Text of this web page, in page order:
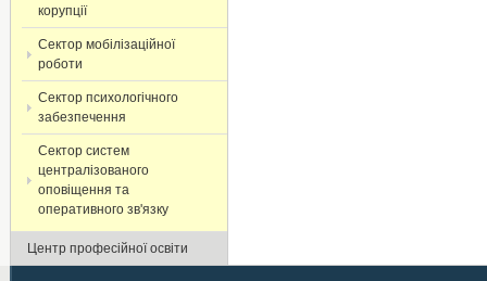
корупції
Сектор мобілізаційної
роботи
Сектор психологічного
забезпечення
Сектор систем
централізованого
оповіщення та
оперативного зв'язку
Центр професійної освіти